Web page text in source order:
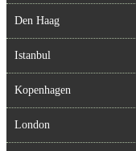
Den Haag
Istanbul
Kopenhagen
London